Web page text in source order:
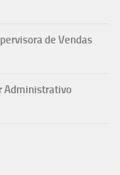
de Vendas
Administrativo